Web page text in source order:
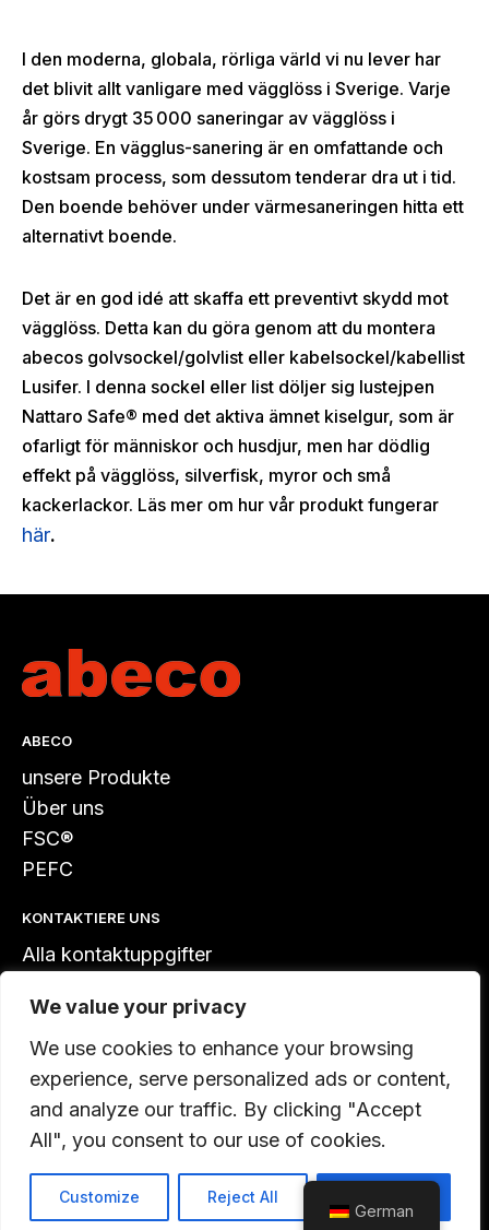
We value your privacy
We use cookies to enhance your browsing
experience, serve personalized ads or content,
and analyze our traffic. By clicking "Accept
All", you consent to our use of cookies.
Customize Reject All
I den moderna, globala, rörliga värld vi nu lever har
det blivit allt vanligare med vägglöss i Sverige. Varje
år görs drygt 35 000 saneringar av vägglöss i
Sverige. En vägglus-sanering är en omfattande och
kostsam process, som dessutom tenderar dra ut i tid.
Den boende behöver under värmesaneringen hitta ett
alternativt boende.
Det är en god idé att skaffa ett preventivt skydd mot
vägglöss. Detta kan du göra genom att du montera
abecos golvsockel/golvlist eller kabelsockel/kabellist
Lusifer. I denna sockel eller list döljer sig lustejpen
Nattaro Safe® med det aktiva ämnet kiselgur, som är
ofarligt för människor och husdjur, men har dödlig
effekt på vägglöss, silverfisk, myror och små
kackerlackor. Läs mer om hur vår produkt fungerar
här.
ABECO
unsere Produkte
Über uns
FSC®
PEFC
KONTAKTIERE UNS
Alla kontaktuppgifter
kontor@abeco.se
LinkedIn
abeco ab. All rights reserved.
Skapad avCloud1 German